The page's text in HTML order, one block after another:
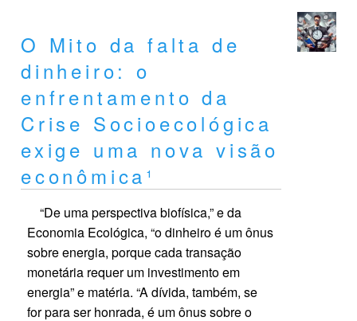
O Mito da falta de
dinheiro: o
enfrentamento da
Crise Socioecológica
exige uma nova visão
econômica¹
“De uma perspectiva biofísica,” e da
Economia Ecológica, “o dinheiro é um ônus
sobre energia, porque cada transação
monetária requer um investimento em
energia” e matéria. “A dívida, também, se
for para ser honrada, é um ônus sobre o